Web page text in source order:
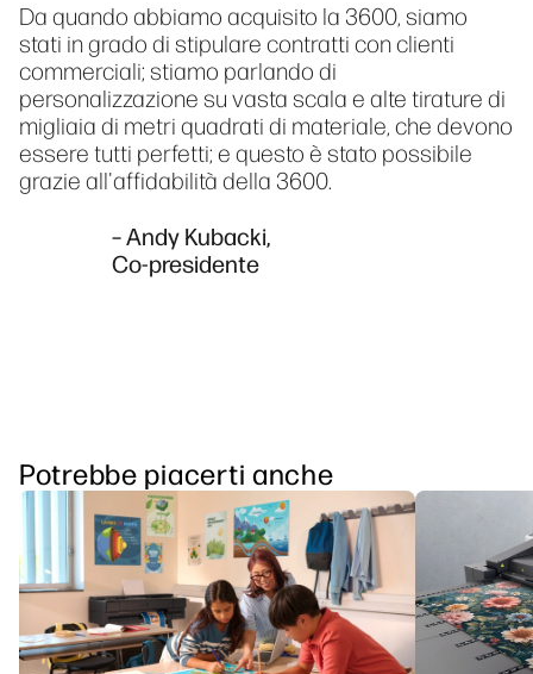
Da quando abbiamo acquisito la 3600, siamo
stati in grado di stipulare contratti con clienti
commerciali; stiamo parlando di
personalizzazione su vasta scala e alte tirature di
migliaia di metri quadrati di materiale, che devono
essere tutti perfetti; e questo è stato possibile
grazie all'affidabilità della 3600.
– Andy Kubacki,
Co-presidente
Potrebbe piacerti anche